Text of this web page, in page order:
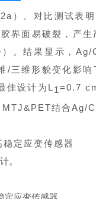
）。对比测试表
界面易破裂，产
。结果显示，
维形貌变化影
佳设计为L 1 =0.7
结合Ag/
。